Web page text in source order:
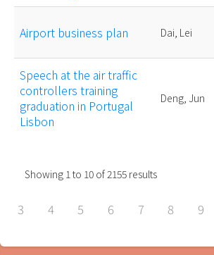
Airport business plan Dai, Lei
Speech at the air traffic
controllers training
graduation in Portugal
Lisbon
Deng, Jun
Showing 1to 10 of2155 results
3 4 5 6 7 8 9